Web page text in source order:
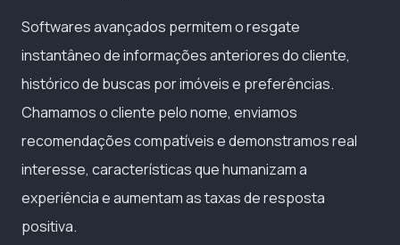
Softwares avançados permitem o resgate
instantâneo de informações anteriores do cliente,
histórico de buscas por imóveis e preferências.
Chamamos o cliente pelo nome, enviamos
recomendações compatíveis e demonstramos real
interesse, características que humanizam a
experiência e aumentam as taxas de resposta
positiva.